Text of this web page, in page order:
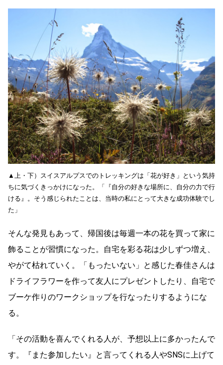
▲上・下）スイスアルプスでのトレッキングは「花が好き」という気持
ちに気づくきっかけになった。「『自分の好きな場所に、自分の力で行
ける』。そう感じられたことは、当時の私にとって大きな成功体験でし
た」
そんな発見もあって、帰国後は毎週一本の花を買って家に
飾ることが習慣になった。自宅を彩る花は少しずつ増え、
やがて枯れていく。「もったいない」と感じた春佳さんは
ドライフラワーを作って友人にプレゼントしたり、自宅で
ブーケ作りのワークショップを行なったりするようにな
る。
「その活動を喜んでくれる人が、予想以上に多かったんで
す。『また参加したい』と言ってくれる人やSNSに上げて